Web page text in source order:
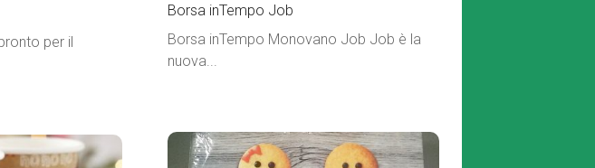
Borsa inTempo Job
Borsa inTempo Monovano Job Job è la
nuova...
per il